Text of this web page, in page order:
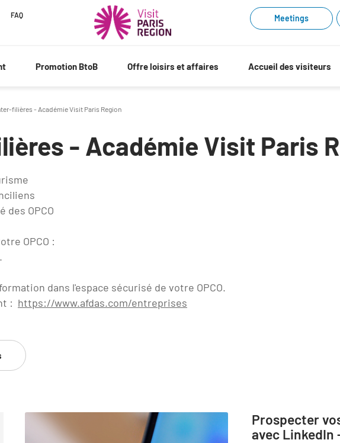
FAQ Meetings
Promotion BtoB Offre loisirs et affaires Accueil des visiteurs
filières - Académie Visit Paris Region
- Académie Visit Paris
OPCO
OPCO :
dans l'espace sécurisé de votre OPCO.
: https://www.afdas.com/entreprises
Prospecter
avec LinkedIn